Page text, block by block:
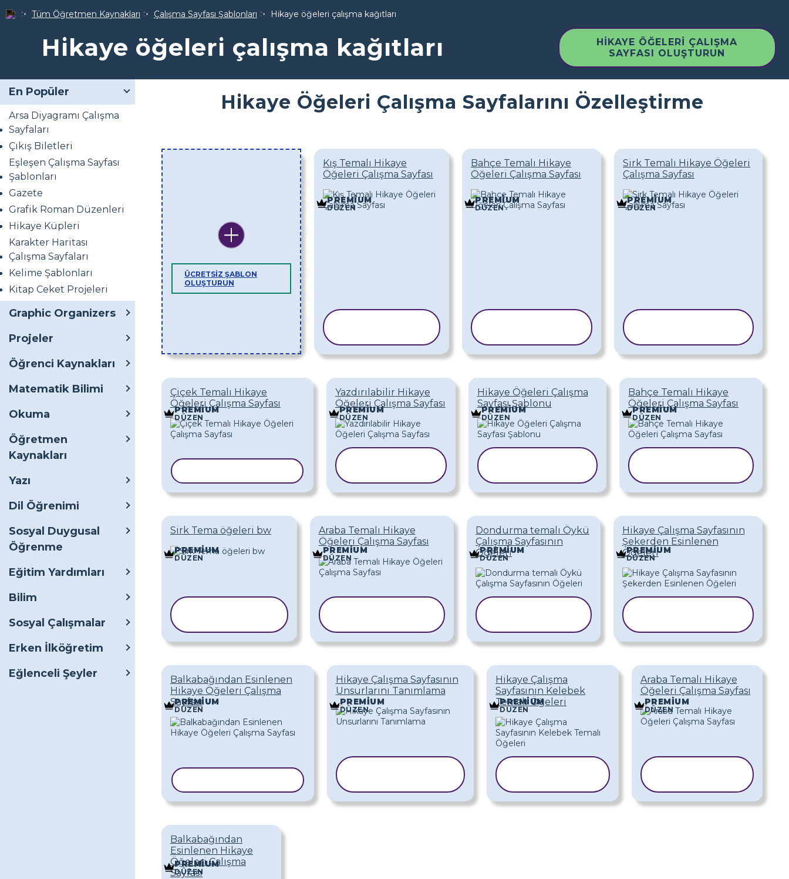
Tüm Öğretmen Kaynakları Çalışma Sayfası Şablonları Hikaye öğeleri çalışma kağıtları
Hikaye öğeleri çalışma kağıtları
HIKAYE ÖĞELERI ÇALIŞMA
SAYFASI OLUŞTURUN
En Popüler
Arsa Diyagramı Çalışma
Sayfaları
Çıkış Biletleri
Eşleşen Çalışma Sayfası
Şablonları
Gazete
Grafik Roman Düzenleri
Hikaye Küpleri
Karakter Haritası
Çalışma Sayfaları
Kelime Şablonları
Kitap Ceket Projeleri
Graphic Organizers
Projeler
Öğrenci Kaynakları
Matematik Bilimi
Okuma
Öğretmen
Kaynakları
Yazı
Dil Öğrenimi
Sosyal Duygusal
Öğrenme
Eğitim Yardımları
Bilim
Sosyal Çalışmalar
Erken İlköğretim
Eğlenceli Şeyler
Hikaye Öğeleri Çalışma Sayfalarını Özelleştirme
ÜCRETSIZ ŞABLON
OLUŞTURUN
Kış Temalı Hikaye
Öğeleri Çalışma Sayfası
PREMIUM
DÜZEN
Bahçe Temalı Hikaye
Öğeleri Çalışma Sayfası
PREMIUM
DÜZEN
Sirk Temalı Hikaye Öğeleri
Çalışma Sayfası
PREMIUM
DÜZEN
Çiçek Temalı Hikaye
Öğeleri Çalışma Sayfası
PREMIUM
DÜZEN
Yazdırılabilir Hikaye
Öğeleri Çalışma Sayfası
PREMIUM
DÜZEN
Hikaye Öğeleri Çalışma
Sayfası Şablonu
PREMIUM
DÜZEN
Bahçe Temalı Hikaye
Öğeleri Çalışma Sayfası
PREMIUM
DÜZEN
Sirk Tema öğeleri bw
PREMIUM
DÜZEN
Araba Temalı Hikaye
Öğeleri Çalışma Sayfası
PREMIUM
DÜZEN
Dondurma temalı Öykü
Çalışma Sayfasının
Öğeleri
PREMIUM
DÜZEN
Hikaye Çalışma Sayfasının
Şekerden Esinlenen
Öğeleri
PREMIUM
DÜZEN
Balkabağından Esinlenen
Hikaye Öğeleri Çalışma
Sayfası
PREMIUM
DÜZEN
Hikaye Çalışma Sayfasının
Unsurlarını Tanımlama
PREMIUM
DÜZEN
Hikaye Çalışma
Sayfasının Kelebek
Temalı Öğeleri
PREMIUM
DÜZEN
Araba Temalı Hikaye
Öğeleri Çalışma Sayfası
PREMIUM
DÜZEN
Balkabağından
Esinlenen Hikaye
Öğeleri Çalışma
Sayfası
PREMIUM
DÜZEN